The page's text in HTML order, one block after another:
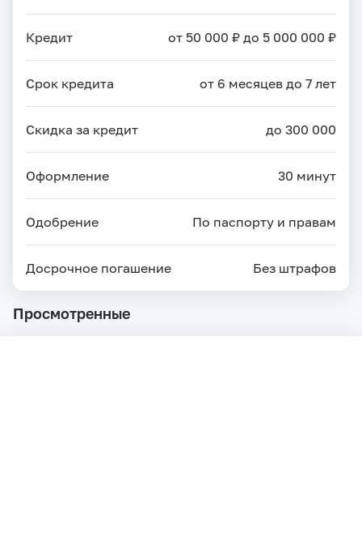
Кредит от 50 000 ₽ до 5 000 000 ₽
Срок кредита от 6 месяцев до 7 лет
Скидка за кредит до 300 000
Оформление 30 минут
Одобрение По паспорту и правам
Досрочное погашение Без штрафов
Просмотренные